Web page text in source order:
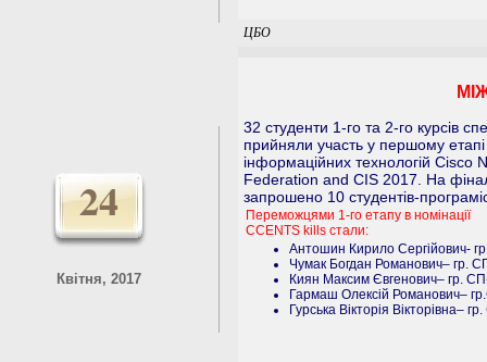
ЦБО
24
Квітня, 2017
32 студенти 1-го та 2-го курсів
прийняли участь у першому
інформаційних технологій
Federation and CIS 2017. На
запрошено 10 студентів-
Переможцями 1-го етапу в номінації
CCENTS kills стали:
Антошин Кирило Сергійович-
Чумак Богдан Романович– гр.
Киян Максим Євгенович– гр.
Гармаш Олексій Романович–
Гурська Вікторія Вікторівна–